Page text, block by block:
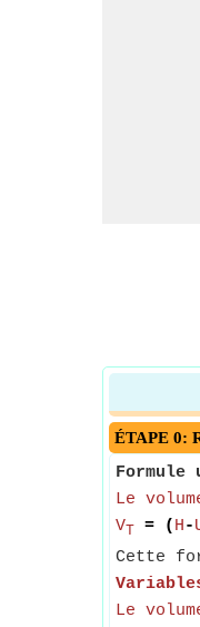
ÉTAPE 0:
Le
V T = ( H-
Cette
Le